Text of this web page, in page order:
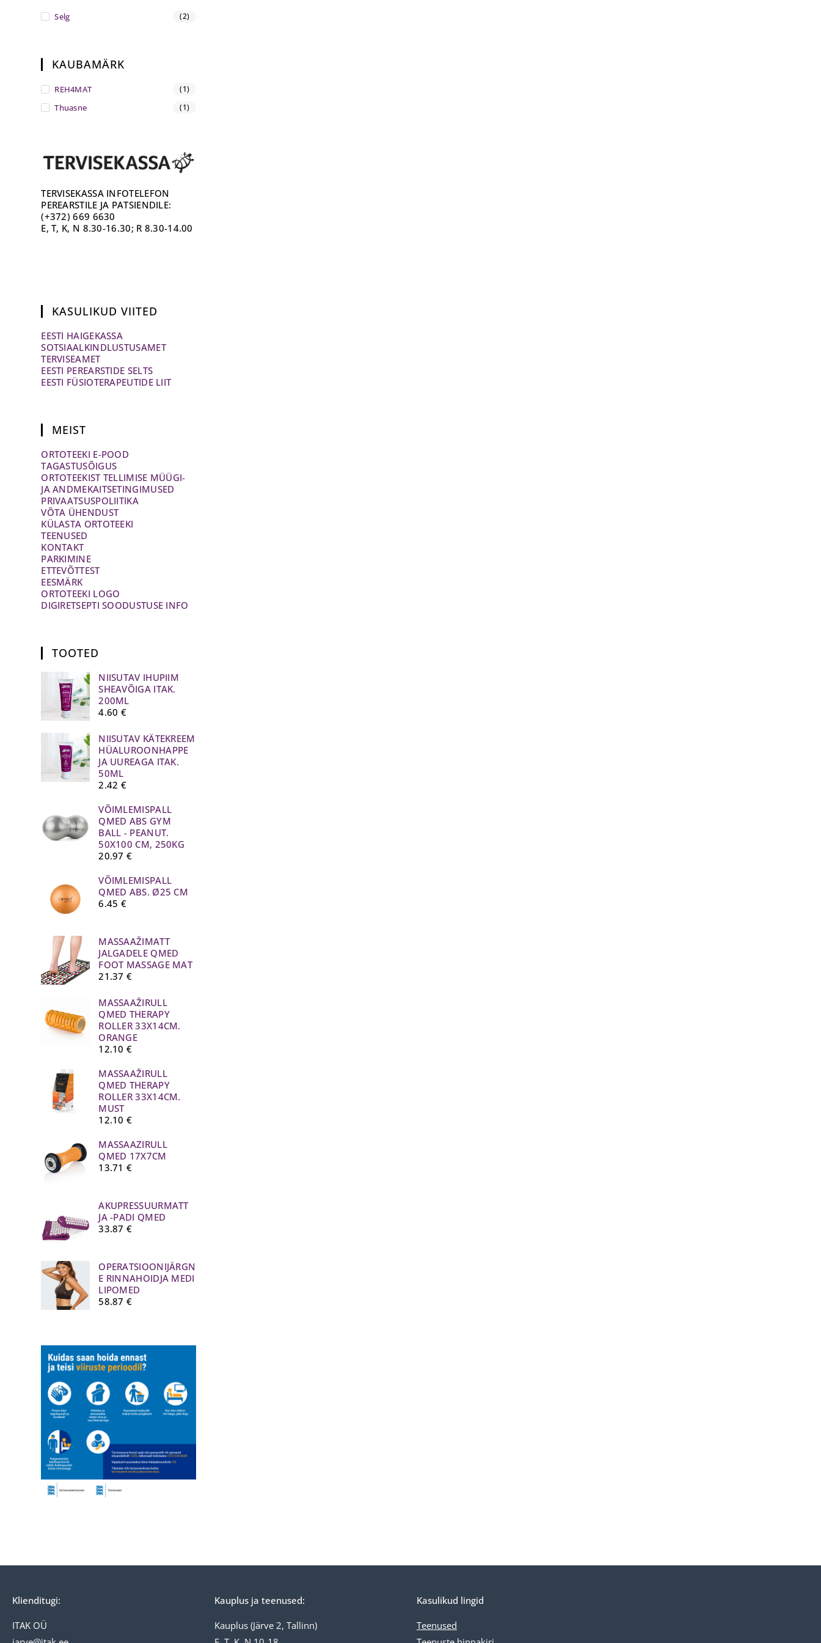
Selg (2)
KAUBAMÄRK
REH4MAT (1)
Thuasne (1)
TERVISEKASSA INFOTELEFON
PEREARSTILE JA PATSIENDILE:
(+372) 669 6630
E, T, K, N 8.30-16.30; R 8.30-14.00
KASULIKUD VIITED
EESTI HAIGEKASSA
SOTSIAALKINDLUSTUSAMET
TERVISEAMET
EESTI PEREARSTIDE SELTS
EESTI FÜSIOTERAPEUTIDE LIIT
MEIST
ORTOTEEKI E-POOD
TAGASTUSÕIGUS
ORTOTEEKIST TELLIMISE MÜÜGI-
JA ANDMEKAITSETINGIMUSED
PRIVAATSUSPOLIITIKA
VÕTA ÜHENDUST
KÜLASTA ORTOTEEKI
TEENUSED
KONTAKT
PARKIMINE
ETTEVÕTTEST
EESMÄRK
ORTOTEEKI LOGO
DIGIRETSEPTI SOODUSTUSE INFO
TOOTED
NIISUTAV IHUPIIM
SHEAVÕIGA ITAK.
200ML
4.60 €
NIISUTAV KÄTEKREEM
HÜALUROONHAPPE
JA UUREAGA ITAK.
50ML
2.42 €
VÕIMLEMISPALL
QMED ABS GYM
BALL - PEANUT.
50X100 CM, 250KG
20.97€
VÕIMLEMISPALL
QMED ABS. Ø25 CM
6.45 €
MASSAAŽIMATT
JALGADELE QMED
FOOT MASSAGE MAT
21.37€
MASSAAŽIRULL
QMED THERAPY
ROLLER 33X14CM.
ORANGE
12.10€
MASSAAŽIRULL
QMED THERAPY
ROLLER 33X14CM.
MUST
12.10€
MASSAAZIRULL
QMED 17X7CM
13.71€
AKUPRESSUURMATT
JA -PADI QMED
33.87€
OPERATSIOONIJÄRGN
E RINNAHOIDJA MEDI
LIPOMED
58.87€
Klienditugi:
ITAK OÜ
Kauplus ja teenused:
Kauplus (Järve 2, Tallinn)
Kasulikud lingid
Teenused